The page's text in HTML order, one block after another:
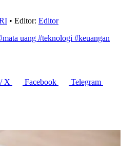
• Editor: Editor
uang #teknologi #keuangan
X Facebook
Telegram